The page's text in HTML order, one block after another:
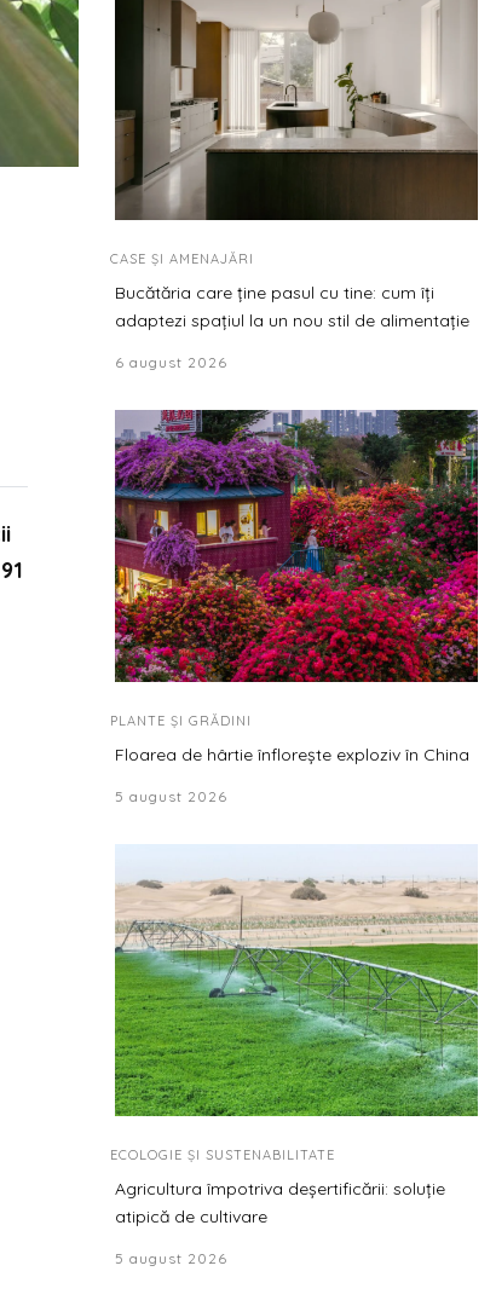
CASE ȘI AMENAJĂRI
Bucătăria care ține pasul cu tine: cum îți
adaptezi spațiul la un nou stil de alimentație
6 august 2026
PLANTE ȘI GRĂDINI
Floarea de hârtie înflorește exploziv în China
5 august 2026
ECOLOGIE ȘI SUSTENABILITATE
Agricultura împotriva deșertificării: soluție
atipică de cultivare
5 august 2026